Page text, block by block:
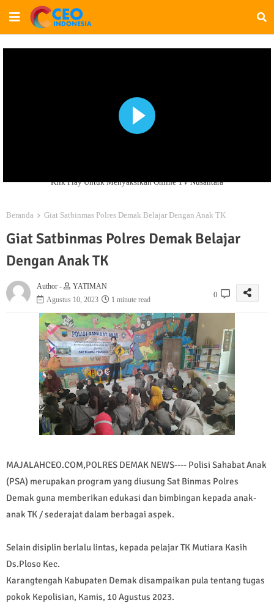
Klik Play Untuk Menyaksikan Online TV Nusantara
Beranda Giat Satbinmas Polres Demak Belajar Dengan Anak TK
Giat Satbinmas Polres Demak Belajar
Dengan Anak TK
Author -
YATIMAN
Agustus 10, 2023
1 minute read
0
MAJALAHCEO.COM,POLRES DEMAK NEWS---- Polisi Sahabat Anak
(PSA) merupakan program yang diusung Sat Binmas Polres
Demak guna memberikan edukasi dan bimbingan kepada anak-
anak TK / sederajat dalam berbagai aspek.
Selain disiplin berlalu lintas, kepada pelajar TK Mutiara Kasih
Ds.Ploso Kec.
Karangtengah Kabupaten Demak disampaikan pula tentang tugas
pokok Kepolisian, Kamis, 10 Agustus 2023.